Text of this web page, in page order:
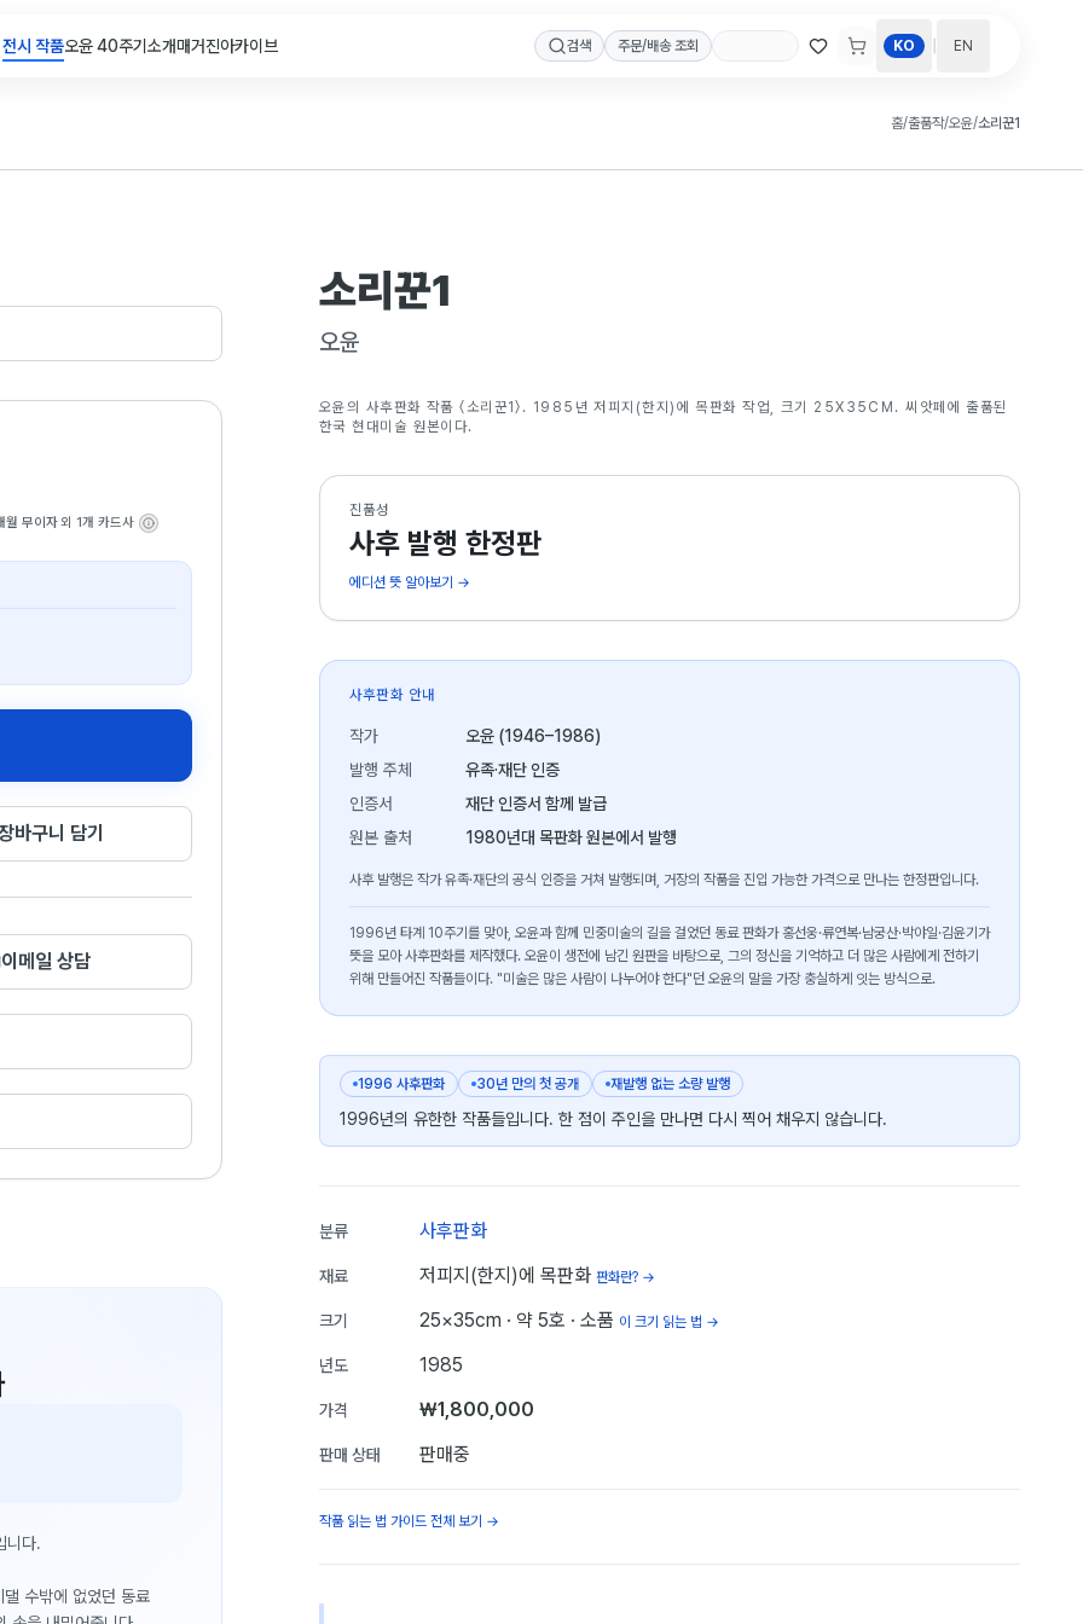
전시 작품오윤 40주기 소개매거진아카이브 검색 주문/배송 조회 KO EN
홈/출품작/오윤/소리꾼1
월 무이자외 1개 카드사
바구니 담기
이메일 상담
니다.
수밖에 없었던 동료
소리꾼1
오윤
오윤의 사후판화 작품 〈소리꾼1〉. 1985년 저피지(한지)에 목판화 작업, 크기 25X35CM. 씨앗페에 출품된
한국 현대미술 원본이다.
진품성
사후 발행 한정판
에디션 뜻 알아보기 →
사후판화 안내
작가
오윤 (1946–1986)
발행 주체
유족·재단 인증
인증서
재단 인증서 함께 발급
원본 출처
1980년대 목판화 원본에서 발행
사후 발행은 작가 유족·재단의 공식 인증을 거쳐 발행되며, 거장의 작품을 진입 가능한 가격으로 만나는 한정판입니다.
1996년 타계 10주기를 맞아, 오윤과 함께 민중미술의 길을 걸었던 동료 판화가 홍선웅·류연복·남궁산·박야일·김윤기가
뜻을 모아 사후판화를 제작했다. 오윤이 생전에 남긴 원판을 바탕으로, 그의 정신을 기억하고 더 많은 사람에게 전하기
위해 만들어진 작품들이다. "미술은 많은 사람이 나누어야 한다"던 오윤의 말을 가장 충실하게 잇는 방식으로.
1996 사후판화 30년 만의 첫 공개 재발행 없는 소량 발행
1996년의 유한한 작품들입니다. 한 점이 주인을 만나면 다시 찍어 채우지 않습니다.
분류 사후판화
재료 저피지(한지)에 목판화 판화란? →
크기 25×35cm · 약 5호 · 소품 이 크기 읽는 법 →
년도 1985
가격 ₩1,800,000
판매 상태 판매중
작품 읽는 법 가이드 전체 보기 →